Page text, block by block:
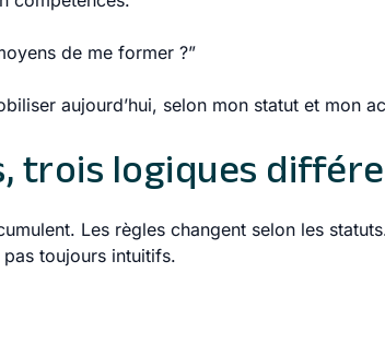
de me former ?”
aujourd’hui, selon mon statut et mon
trois logiques
Les règles changent selon les
toujours intuitifs.